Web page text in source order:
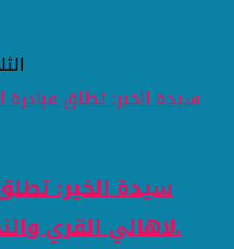
الثلاثاء 20
سيدة الخير:
لاهالي القري والنجوع بالاسكندرية والبحيرة.